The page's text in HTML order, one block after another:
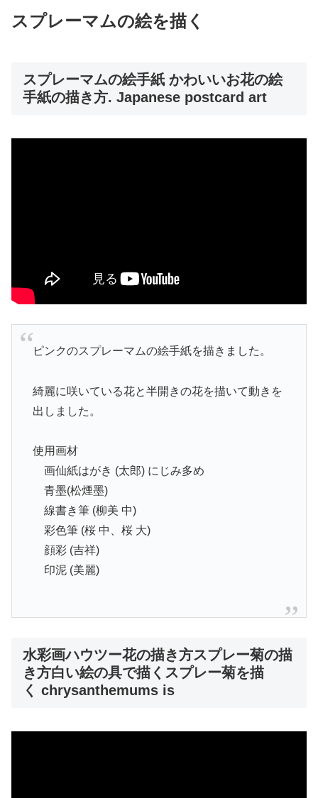
スプレーマムの絵を描く
スプレーマムの絵手紙 かわいいお花の絵
手紙の描き方. Japanese postcard art
ピンクのスプレーマムの絵手紙を描きました。
綺麗に咲いている花と半開きの花を描いて動きを
出しました。
使用画材
画仙紙はがき (太郎) にじみ多め
青墨(松煙墨)
線書き筆 (柳美 中)
彩色筆 (桜 中、桜 大)
顔彩 (吉祥)
印泥 (美麗)
水彩画ハウツー花の描き方スプレー菊の描
き方白い絵の具で描くスプレー菊を描
く chrysanthemums is